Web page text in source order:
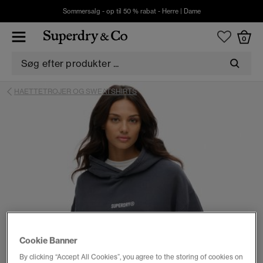
Sommersalg - op til 50 % rabat - Herre| Dame
0
HAETTETROJER OG SWEATSHIRTS
Cookie Banner
By clicking “Accept All Cookies”, you agree to the storing of cookies on